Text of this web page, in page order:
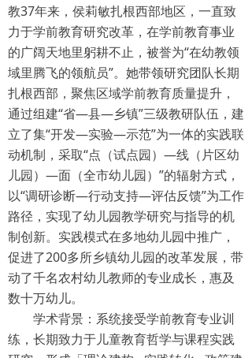
教37年来，侯莉敏扎根西部地区，一直致
力于学前教育研究改革，在学前教育事业
的广阔天地里躬耕不止，被誉为“在幼教领
域里腾飞的领航员”。她带领研究团队长期
扎根西部，聚焦区域学前教育质量提升，
通过组建“省—县—乡镇”三级教研队伍，建
立了集“开发—实验—示范”为一体的实践联
动机制，采取“点（试点园）—线（片区幼
儿园）—面（全市幼儿园）”的辐射方式，
以“调研诊断—行动支持—评估反馈”为工作
路径，实现了幼儿园教学研究与指导的机
制创新。实践模式在多地幼儿园中推广，
促进了200多所乡镇幼儿园的改革发展，带
动了千名农村幼儿教师的专业成长，惠及
数十万幼儿。
学术背景：系统接受学前教育专业训
练，长期致力于儿童教育哲学与课程实践